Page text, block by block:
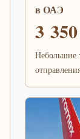
в ОАЭ
3 350
Небольшие